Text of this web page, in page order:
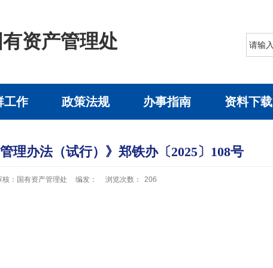
有资产管理处
工作 政策法规 办事指南 资料下载
理办法（试行）》郑铁办〔2025〕108号
核：国有资产管理处 编发： 浏览次数： 206